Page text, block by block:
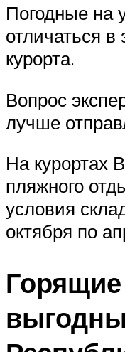
Погодные на
отличаться в
курорта.
Вопрос
лучше
На курортах
пляжного
условия
октября по